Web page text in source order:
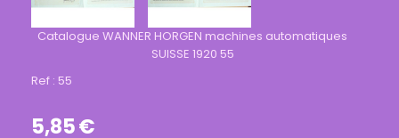
Catalogue WANNER HORGEN machines automatiques
SUISSE 1920 55
Ref : 55
5,85€